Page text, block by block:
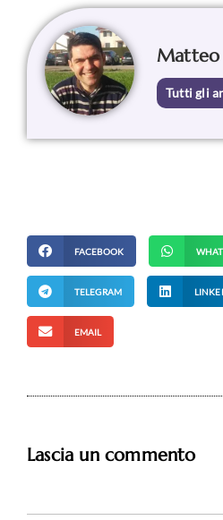
Tutti gli
FACEBOOK
TELEGRAM
EMAIL
Lascia un commento